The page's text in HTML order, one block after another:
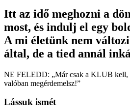
Itt az idő meghozni a
most, és indulj el egy
A mi életünk nem
által, de a tied annál
NE FELEDD: „Már csak a KLUB kell,
valóban megérdemelsz!”
Lássuk ismét